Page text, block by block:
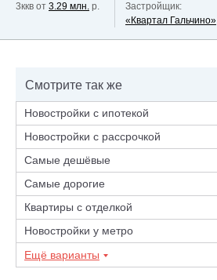
3ккв от 3.29 млн. р.
Застройщик:
«Квартал Гальчино»
Смотрите так же
Новостройки с ипотекой
Новостройки с рассрочкой
Самые дешёвые
Самые дорогие
Квартиры с отделкой
Новостройки у метро
Ещё варианты